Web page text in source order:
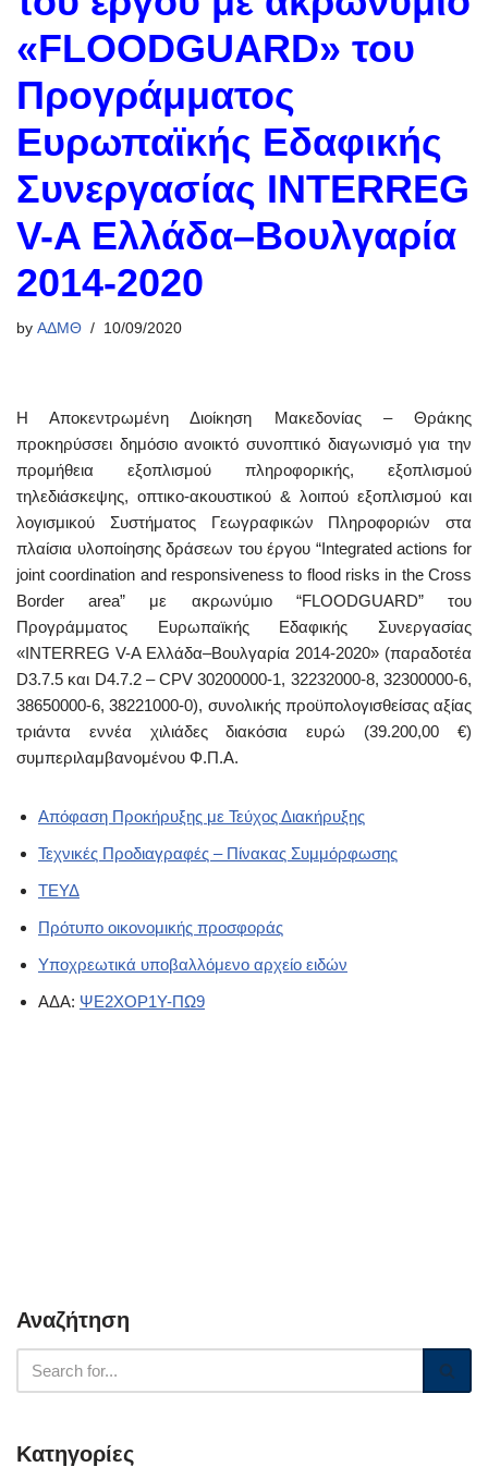
«FLOODGUARD» του
Προγράμματος
Ευρωπαϊκής Εδαφικής
Συνεργασίας INTERREG
V-A Ελλάδα–Βουλγαρία
2014-2020
by ΑΔΜΘ 10/09/2020
Η Αποκεντρωμένη Διοίκηση Μακεδονίας – Θράκης
προκηρύσσει δημόσιο ανοικτό συνοπτικό διαγωνισμό για την
προμήθεια εξοπλισμού πληροφορικής, εξοπλισμού
τηλεδιάσκεψης, οπτικο-ακουστικού & λοιπού εξοπλισμού και
λογισμικού Συστήματος Γεωγραφικών Πληροφοριών στα
πλαίσια υλοποίησης δράσεων του έργου “Integrated actions for
joint coordination and responsiveness to flood risks in the Cross
Border area” με ακρωνύμιο “FLOODGUARD” του
Προγράμματος Ευρωπαϊκής Εδαφικής Συνεργασίας
«INTERREG V-A Ελλάδα–Βουλγαρία 2014-2020» (παραδοτέα
D3.7.5 και D4.7.2 – CPV 30200000-1, 32232000-8, 32300000-6,
38650000-6, 38221000-0), συνολικής προϋπολογισθείσας αξίας
τριάντα εννέα χιλιάδες διακόσια ευρώ (39.200,00 €)
συμπεριλαμβανομένου Φ.Π.Α.
Απόφαση Προκήρυξης με Τεύχος Διακήρυξης
Τεχνικές Προδιαγραφές – Πίνακας Συμμόρφωσης
ΤΕΥΔ
Πρότυπο οικονομικής προσφοράς
Υποχρεωτικά υποβαλλόμενο αρχείο ειδών
ΑΔΑ: ΨΕ2ΧΟΡ1Υ-ΠΩ9
Αναζήτηση
Κατηγορίες